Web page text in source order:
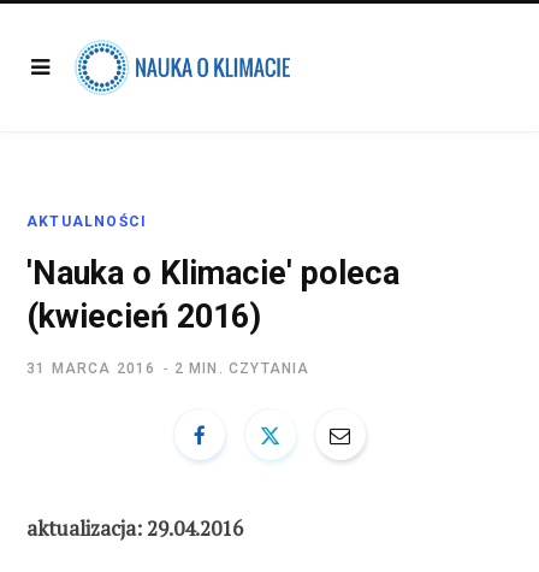
AKTUALNOŚCI
'Nauka o Klimacie' poleca
(kwiecień 2016)
31 MARCA 2016 2 MIN. CZYTANIA
aktualizacja: 29.04.2016